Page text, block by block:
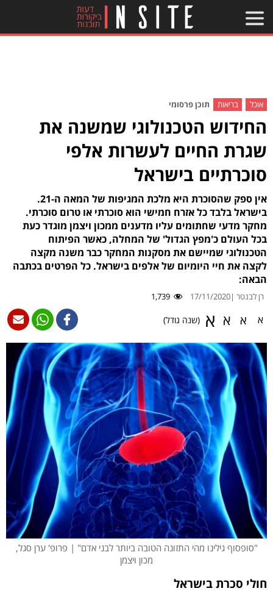
אוכל בריאות תוכן פרסומי
החידוש הטכנולוגי שמשנה את
שגרת החיים לעשרות אלפי
סוכרתיים בישראל
אין ספק שהסוכרת היא מלכת המגיפות של המאה ה-21.
בישראל בלבד כל אזרח חמישי הוא סוכרתי או טרום סוכרתי.
מחקר מדעי שחתומים עליו מדענים ממכון ויצמן מוגדר כעת
בכל העולם כ'מפץ הגדול' של המחלה, כאשר הפיתוח
הטכנולוגי שמיישם את מסקנות המחקר כבר משנה מקצה
לקצה את חיי היומיום של אלפים בישראל. כל הפרטים בכתבה
הבאה:
רן לבנטר |17/11/2020
1,739
א א א א (שנה גודל)
"סופסוף גילינו מהי התזונה הטובה ביותר לבני אדם" | פרופ' ערן סגל,
מכון ויצמן
חולי סכרת בישראל